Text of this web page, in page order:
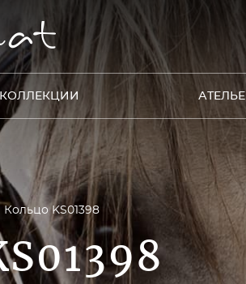
КОЛЛЕКЦИИ АТЕЛЬЕ
Кольцо KS01398